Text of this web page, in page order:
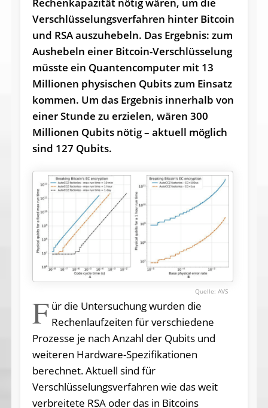
Verschlüsselungsverfahren hinter Bitcoin
und RSA auszuhebeln. Das Ergebnis: zum
Aushebeln einer Bitcoin-Verschlüsselung
müsste ein Quantencomputer mit 13
Millionen physischen Qubits zum Einsatz
kommen. Um das Ergebnis innerhalb von
einer Stunde zu erzielen, wären 300
Millionen Qubits nötig – aktuell möglich
sind 127 Qubits.
AVS
F ür die Untersuchung wurden die
Rechenlaufzeiten für verschiedene
Prozesse je nach Anzahl der Qubits und
weiteren Hardware-Spezifikationen
berechnet. Aktuell sind für
Verschlüsselungsverfahren wie das weit
verbreitete RSA oder das in Bitcoins